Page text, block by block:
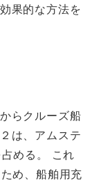
果的な方法を
らクルーズ船
は、アムステ
める。 これ
め、船舶用充